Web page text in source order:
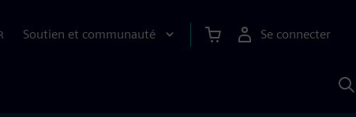
Soutien et communauté Se connecter